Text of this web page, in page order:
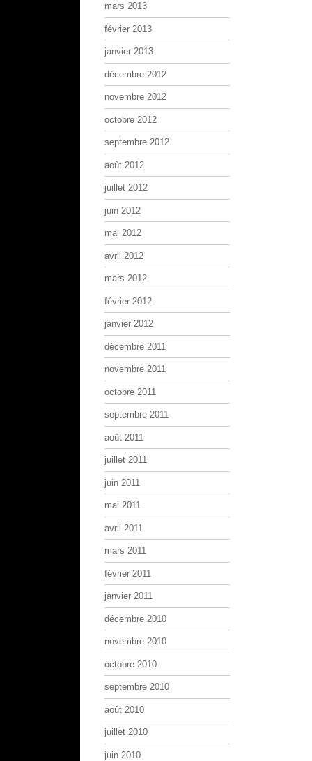
mars 2013
février 2013
janvier 2013
décembre 2012
novembre 2012
octobre 2012
septembre 2012
août 2012
juillet 2012
juin 2012
mai 2012
avril 2012
mars 2012
février 2012
janvier 2012
décembre 2011
novembre 2011
octobre 2011
septembre 2011
août 2011
juillet 2011
juin 2011
mai 2011
avril 2011
mars 2011
février 2011
janvier 2011
décembre 2010
novembre 2010
octobre 2010
septembre 2010
août 2010
juillet 2010
juin 2010